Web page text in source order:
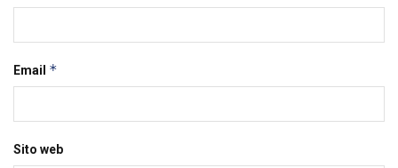
Email *
Sito web